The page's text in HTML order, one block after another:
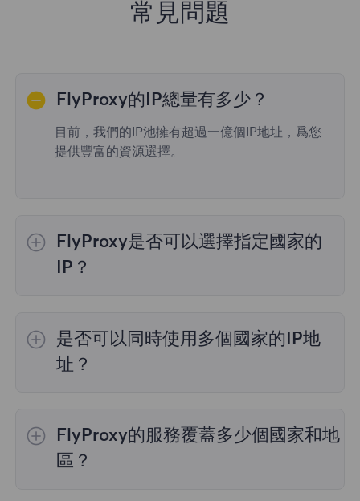
常見問題
FlyProxy的IP總量有多少？
目前，我們的IP池擁有超過一億個IP地址，爲您
提供豐富的資源選擇。
FlyProxy是否可以選擇指定國家的
IP？
的代理選擇； 靜態住宅代理提供36個國家的代
理，購買時您可以選擇所需的國家。
是否可以同時使用多個國家的IP地
址？
有用。您可以在管理面板中自由選擇和切換不同
國家的IP地址。
FlyProxy的服務覆蓋多少個國家和地
區？